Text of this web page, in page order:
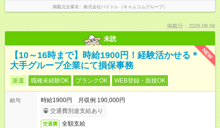
掲載元企業名 株式会社バイトレ（キャムコムグループ）
掲載日：2026.08.08
未読
NEW
【10～16時まで】時給1900円！経験活かせる＊
大手グループ企業にて損保事務
派遣 職種未経験OK ブランクOK WEB登録・面接OK
給与
時給1900円 月収例 190,000円
交通費別途支給あり
交通費 全額支給